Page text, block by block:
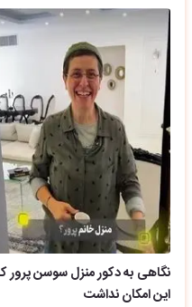
نگاهی به دکور منزل سوسن پرور
این امکان نداشت